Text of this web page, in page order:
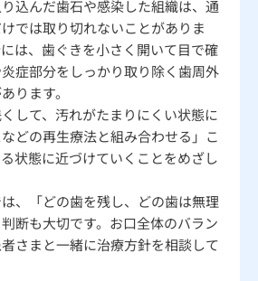
込んだ歯石や感染した組織は、通
では取り切れないことがありま
は、歯ぐきを小さく開いて目で確
症部分をしっかり取り除く歯周外
ります。
くして、汚れがたまりにくい状態に
どの再生療法と組み合わせる」こ
状態に近づけていくことをめざし
、「どの歯を残し、どの歯は無理
断も大切です。お口全体のバラン
さまと一緒に治療方針を相談して